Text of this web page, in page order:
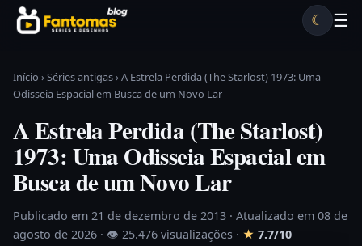
Pular para o conteúdo
☰
☾
Início ›Séries antigas›A Estrela Perdida (The Starlost) 1973: Uma
Odisseia Espacial em Busca de um Novo Lar
A Estrela Perdida (The Starlost)
1973: Uma Odisseia Espacial em
Busca de um Novo Lar
Publicado em 21 de dezembro de 2013 · Atualizado em 08 de
agosto de 2026 · 👁 25.476 visualizações · ★ 7.7/10